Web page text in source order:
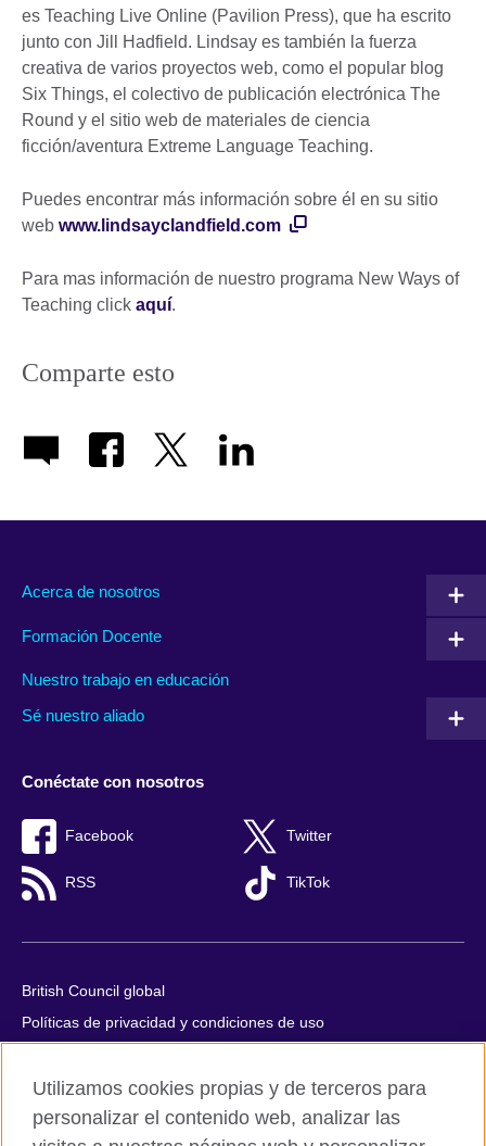
es Teaching Live Online (Pavilion Press), que ha escrito
junto con Jill Hadfield. Lindsay es también la fuerza
creativa de varios proyectos web, como el popular blog
Six Things, el colectivo de publicación electrónica The
Round y el sitio web de materiales de ciencia
ficción/aventura Extreme Language Teaching.
Puedes encontrar más información sobre él en su sitio
web www.lindsayclandfield.com
Para mas información de nuestro programa New Ways of
Teaching click aquí.
Comparte esto
Acerca de nosotros
Formación Docente
Nuestro trabajo en educación
Sé nuestro aliado
Conéctate con nosotros
Facebook Twitter
RSS TikTok
British Council global
Políticas de privacidad y condiciones de uso
Cookies
Quejas y comentarios
Utilizamos cookies propias y de terceros para
personalizar el contenido web, analizar las